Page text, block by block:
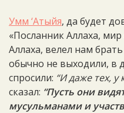
Умм ‘Атыйя, да будет
«Посланник Аллаха,
Аллаха, велел нам
обычно не выходили, в
спросили: “И даже тех, у
сказал: “Пусть они
мусульманами и